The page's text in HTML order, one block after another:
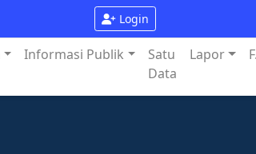
Login
Informasi Publik
Satu
Data
Lapor